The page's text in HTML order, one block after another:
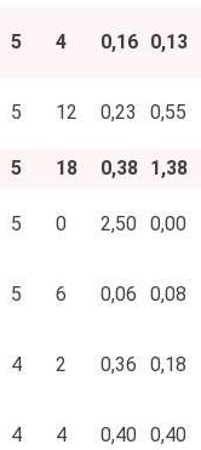
5 4 0,16 0,13
5 12 0,23 0,55
5 18 0,38 1,38
5 0 2,50 0,00
5 6 0,06 0,08
4 2 0,36 0,18
4 4 0,40 0,40